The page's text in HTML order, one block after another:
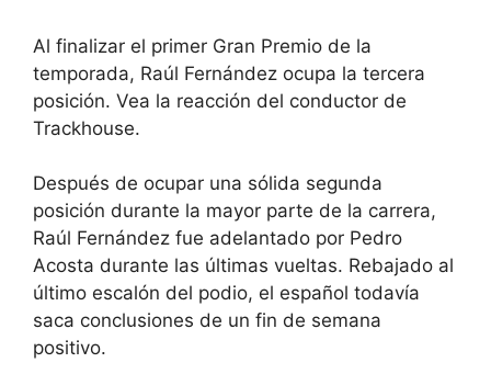
Al finalizar el primer Gran Premio de la
temporada, Raúl Fernández ocupa la tercera
posición. Vea la reacción del conductor de
Trackhouse.
Después de ocupar una sólida segunda
posición durante la mayor parte de la carrera,
Raúl Fernández fue adelantado por Pedro
Acosta durante las últimas vueltas. Rebajado al
último escalón del podio, el español todavía
saca conclusiones de un fin de semana
positivo.